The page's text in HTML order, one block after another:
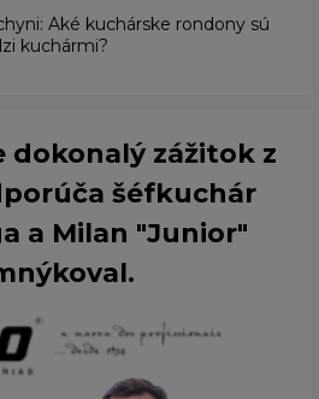
Aké kuchárske rondony sú
kuchármi?
dokonalý zážitok z
šéfkuchár
a Milan "Junior"